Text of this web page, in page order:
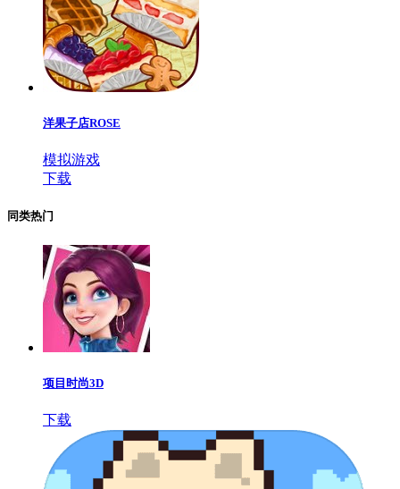
洋果子店ROSE
模拟游戏
下载
同类热门
项目时尚3D
下载